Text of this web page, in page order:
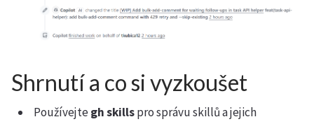
Shrnutí a co si vyzkoušet
Používejtegh skillspro správu skillů a jejich